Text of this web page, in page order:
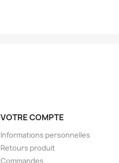
VOTRE COMPTE
Informations personnelles
Retours produit
Commandes